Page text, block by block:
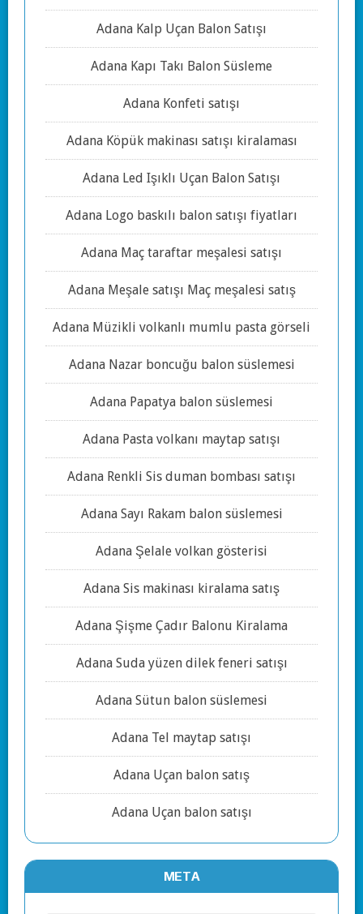
Adana Kalp Uçan Balon Satışı
Adana Kapı Takı Balon Süsleme
Adana Konfeti satışı
Adana Köpük makinası satışı kiralaması
Adana Led Işıklı Uçan Balon Satışı
Adana Logo baskılı balon satışı fiyatları
Adana Maç taraftar meşalesi satışı
Adana Meşale satışı Maç meşalesi satış
Adana Müzikli volkanlı mumlu pasta görseli
Adana Nazar boncuğu balon süslemesi
Adana Papatya balon süslemesi
Adana Pasta volkanı maytap satışı
Adana Renkli Sis duman bombası satışı
Adana Sayı Rakam balon süslemesi
Adana Şelale volkan gösterisi
Adana Sis makinası kiralama satış
Adana Şişme Çadır Balonu Kiralama
Adana Suda yüzen dilek feneri satışı
Adana Sütun balon süslemesi
Adana Tel maytap satışı
Adana Uçan balon satış
Adana Uçan balon satışı
META